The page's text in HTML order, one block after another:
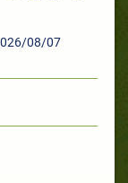
08/07